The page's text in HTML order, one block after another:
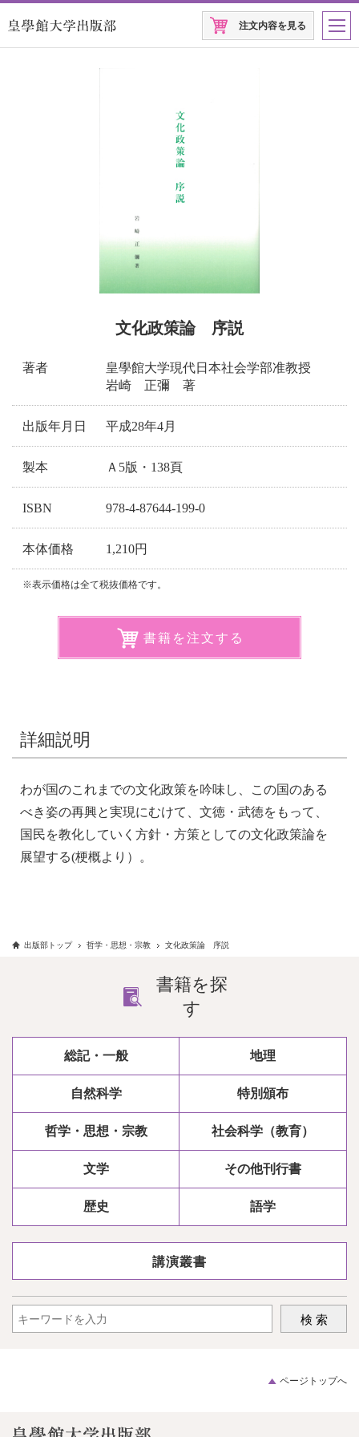
注文内容を見る
出版部トップ 哲学・思想・宗教 文化政策論 序説
文化政策論 序説
著者
皇學館大学現代日本社会学部准教授
岩崎 正彌 著
出版年月日 平成28年4月
製本 Ａ5版・138頁
ISBN 978-4-87644-199-0
本体価格 1,210円
※表示価格は全て税抜価格です。
書籍を注文する
詳細説明
わが国のこれまでの文化政策を吟味し、この国のある
べき姿の再興と実現にむけて、文徳・武徳をもって、
国民を教化していく方針・方策としての文化政策論を
展望する(梗概より）。
書籍を探
す
総記・一般 地理
自然科学 特別頒布
哲学・思想・宗教 社会科学（教育）
文学 その他刊行書
歴史 語学
講演叢書
ページトップへ